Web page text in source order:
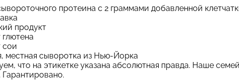
протеина с 2 граммами добавленной
продукт
сои
местная сыворотка из Нью-Йорка
что на этикетке указана абсолютная правда. Наше
Гарантировано.